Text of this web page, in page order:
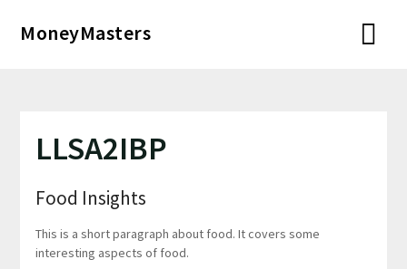
MoneyMasters
LLSA2IBP
Food Insights
This is a short paragraph about food. It covers some
interesting aspects of food.